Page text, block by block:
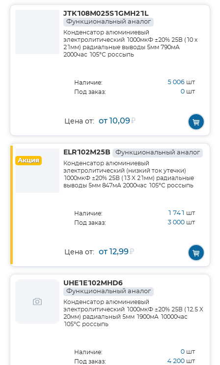
JTK108M025S1GMH21L
Функциональный аналог
Конденсатор алюминиевый
электролитический 1000мкФ ±20% 25В (10 х
21мм) радиальные выводы 5мм 790мА
2000час 105°С россыпь
Наличие: 5 006 шт
Под заказ: 0 шт
Цена от: от 10,09₽
Акция
ELR102M25B Функциональный аналог
Конденсатор алюминиевый
электролитический (низкий ток утечки)
1000мкФ ±20% 25В (13 X 21мм) радиальные
выводы 5мм 847мА 2000час 105°С россыпь
Наличие: 1 741 шт
Под заказ: 3 000 шт
Цена от: от 12,99₽
UHE1E102MHD6
Функциональный аналог
Конденсатор алюминиевый
электролитический 1000мкФ ±20% 25В (12.5 X
20мм) радиальный 5мм 1900мА 10000час
105°С россыпь
Наличие: 0 шт
Под заказ: 4 200 шт